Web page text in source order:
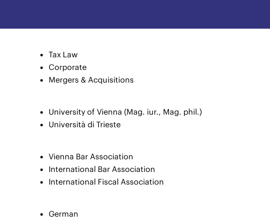
Tax Law
Corporate
Mergers & Acquisitions
University of Vienna (Mag. iur., Mag. phil.)
Università di Trieste
Vienna Bar Association
International Bar Association
International Fiscal Association
German